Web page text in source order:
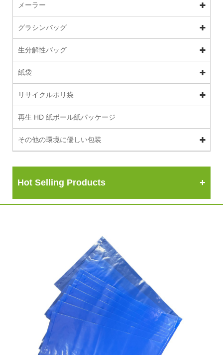
メーラー
グラシンバッグ
生分解性バッグ
紙袋
リサイクルポリ袋
再生 HD 紙ボール紙パッケージ
その他の環境に優しい包装
Hot Selling Products